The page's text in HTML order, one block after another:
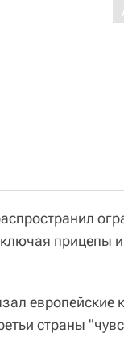
прицепы
европейские
страны